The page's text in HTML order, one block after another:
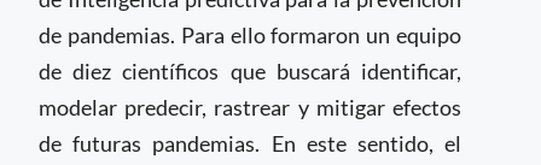
de pandemias. Para ello formaron un equipo
de diez científicos que buscará identificar,
modelar predecir, rastrear y mitigar efectos
de futuras pandemias. En este sentido, el